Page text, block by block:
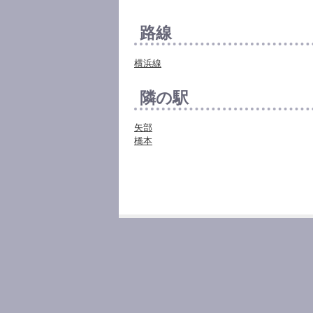
路線
横浜線
隣の駅
矢部
橋本